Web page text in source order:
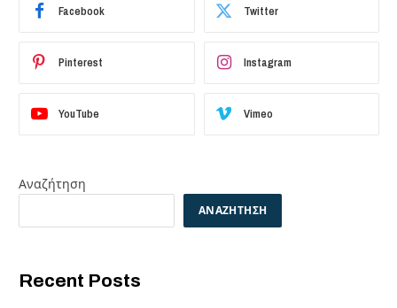
Facebook Twitter
Pinterest Instagram
YouTube Vimeo
Αναζήτηση
ΑΝΑΖΉΤΗΣΗ
Recent Posts